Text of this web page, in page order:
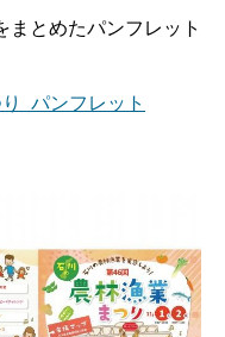
まとめたパンフレット
パンフレット